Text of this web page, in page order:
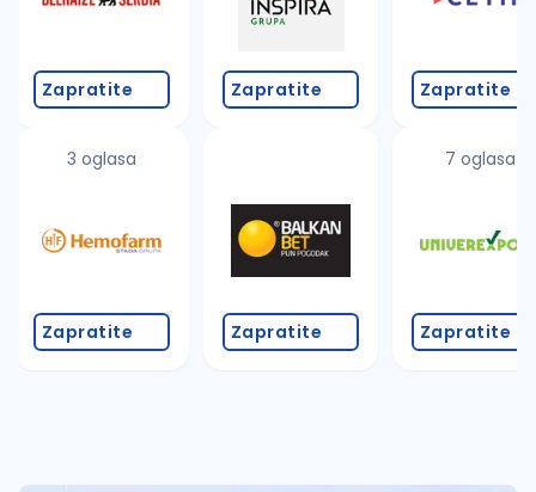
proverite pravopisne greške (koristite č, ć, š, đ,
promenite odabrane filtere pretrage
Zapratite
3 oglasa
Zapratite
Zapratite
Zapratite
Zapratite
7 oglasa
Zapratite